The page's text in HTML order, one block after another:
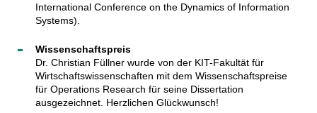
International Conference on the Dynamics of Information
Systems).
Wissenschaftspreis
Dr. Christian Füllner wurde von der KIT-Fakultät für
Wirtschaftswissenschaften mit dem Wissenschaftspreise
für Operations Research für seine Dissertation
ausgezeichnet. Herzlichen Glückwunsch!